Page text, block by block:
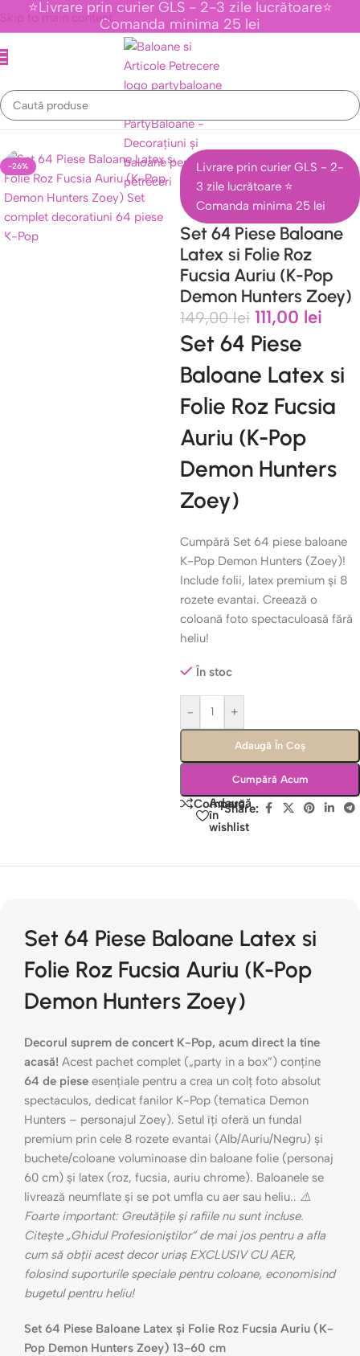
Skip to main content
⭐Livrare prin curier GLS - 2-3 zile lucrătoare⭐
Comanda minima 25 lei
Personaje Din Desene Animate/Colectia K-Pop Demon Hunter
-26%
Livrare prin curier GLS - 2-
3 zile lucrătoare ⭐
Comanda minima 25 lei
Set 64 Piese Baloane
Latex si Folie Roz
Fucsia Auriu (K-Pop
Demon Hunters Zoey)
149,00lei 111,00 lei
Set 64 Piese
Baloane Latex si
Folie Roz Fucsia
Auriu (K-Pop
Demon Hunters
Zoey)
Cumpără Set 64 piese baloane
K-Pop Demon Hunters (Zoey)!
Include folii, latex premium și 8
rozete evantai. Creează o
coloană foto spectaculoasă fără
heliu!
În stoc
- +
Adaugă În Coș
Cumpără Acum
Compară
Adaugă
în
wishlist
Share:
Set 64 Piese Baloane Latex si
Folie Roz Fucsia Auriu (K-Pop
Demon Hunters Zoey)
Decorul suprem de concert K-Pop, acum direct la tine
acasă! Acest pachet complet („party in a box”) conține
64 de piese esențiale pentru a crea un colț foto absolut
spectaculos, dedicat fanilor K-Pop (tematica Demon
Hunters – personajul Zoey). Setul îți oferă un fundal
premium prin cele 8 rozete evantai (Alb/Auriu/Negru) și
buchete/coloane voluminoase din baloane folie (personaj
60 cm) și latex (roz, fucsia, auriu chrome). Baloanele se
livrează neumflate și se pot umfla cu aer sau heliu.. ⚠️
Foarte important: Greutățile și rafiile nu sunt incluse.
Citește „Ghidul Profesioniștilor” de mai jos pentru a afla
cum să obții acest decor uriaș EXCLUSIV CU AER,
folosind suporturile speciale pentru coloane, economisind
bugetul pentru heliu!
Set 64 Piese Baloane Latex și Folie Roz Fucsia Auriu (K-
Pop Demon Hunters Zoey) 13-60 cm